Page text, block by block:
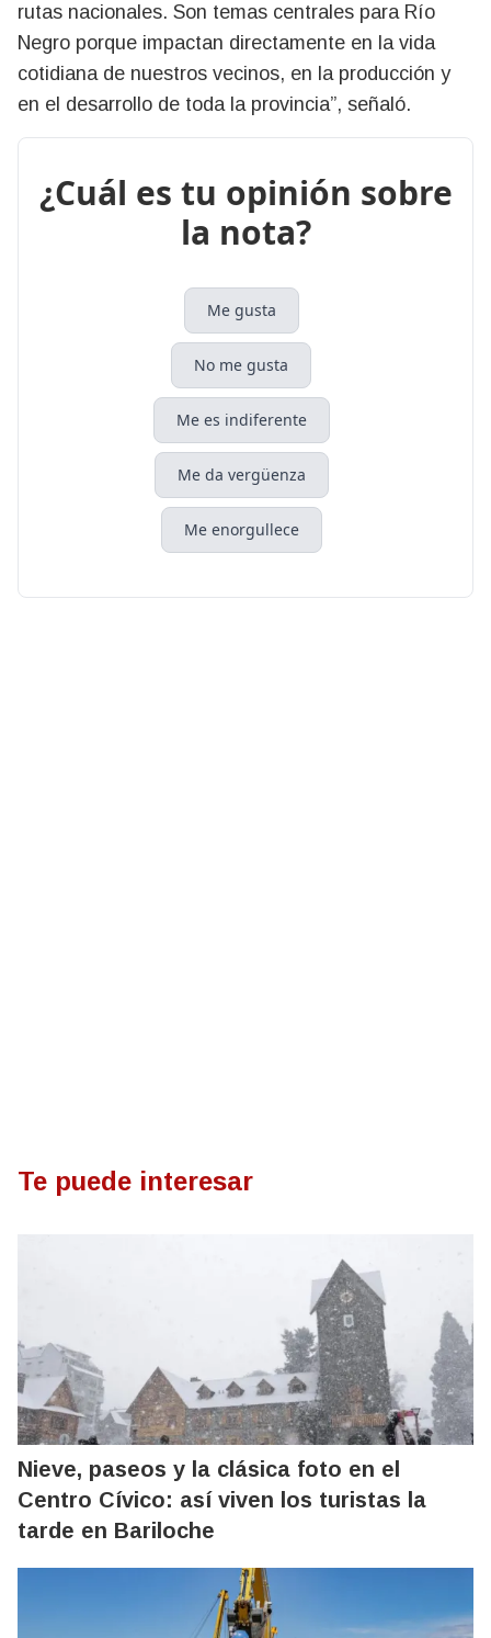
rutas nacionales. Son temas centrales para Río
Negro porque impactan directamente en la vida
cotidiana de nuestros vecinos, en la producción y
en el desarrollo de toda la provincia”, señaló.
¿Cuál es tu opinión sobre
la nota?
Me gusta
No me gusta
Me es indiferente
Me da vergüenza
Me enorgullece
Te puede interesar
Nieve, paseos y la clásica foto en el
Centro Cívico: así viven los turistas la
tarde en Bariloche